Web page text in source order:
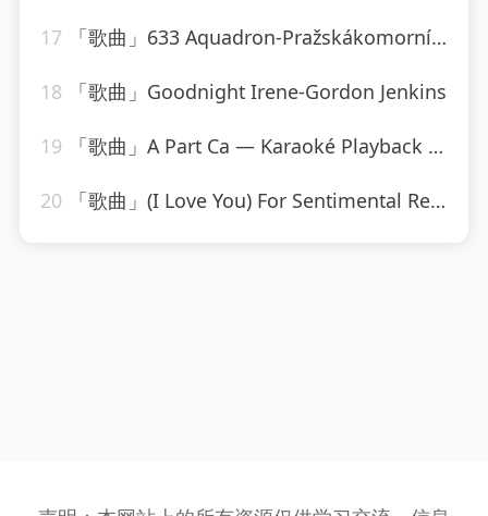
17 「歌曲」633 Aquadron-Pražskákomornífilharmonie
18 「歌曲」Goodnight Irene-Gordon Jenkins
19 「歌曲」A Part Ca — Karaoké Playback Instrumental — Rendu Célèbre Par Jacques Dutronc-Karaoke
20 「歌曲」(I Love You) For Sentimental Reasons-John Leyton